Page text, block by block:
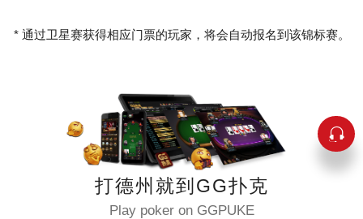
* 通过卫星赛获得相应门票的玩家，将会自动报名到该锦标赛。
打德州就到GG扑克
Play poker on GGPUKE